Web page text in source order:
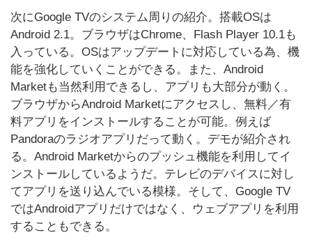
次にGoogle TVのシステム周りの紹介。搭載OSは
Android 2.1。ブラウザはChrome、Flash Player 10.1も
入っている。OSはアップデートに対応している為、機
能を強化していくことができる。また、Android
Marketも当然利用できるし、アプリも大部分が動く。
ブラウザからAndroid Marketにアクセスし、無料／有
料アプリをインストールすることが可能。例えば
Pandoraのラジオアプリだって動く。デモが紹介され
る。Android Marketからのプッシュ機能を利用してイ
ンストールしているようだ。テレビのデバイスに対し
てアプリを送り込んでいる模様。そして、Google TV
ではAndroidアプリだけではなく、ウェブアプリを利用
することもできる。